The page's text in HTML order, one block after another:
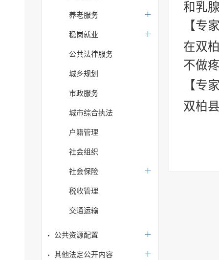
养老服务
稳岗就业
公共法律服务
城乡规划
市政服务
城市综合执法
户籍管理
社会组织
社会保险
税收管理
交通运输
公共资源配置
其他法定公开内容
和乳
【专
在双
不做
【专
双柏